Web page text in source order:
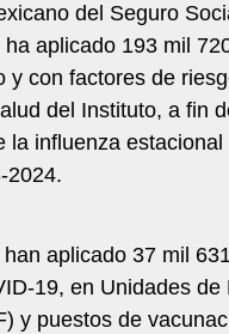
del Seguro
ha aplicado 193 mil
y con factores de
del Instituto, a fin
la influenza
2024.
aplicado 37 mil
19, en Unidades de
y puestos de